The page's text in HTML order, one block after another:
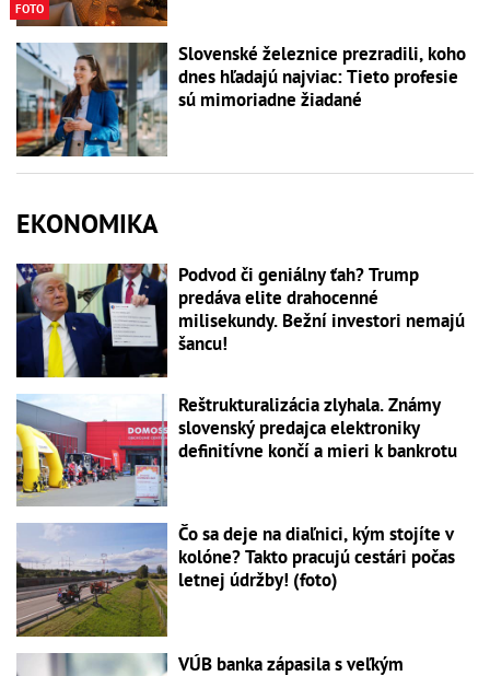
FOTO
Slovenské železnice prezradili, koho
dnes hľadajú najviac: Tieto profesie
sú mimoriadne žiadané
EKONOMIKA
Podvod či geniálny ťah? Trump
predáva elite drahocenné
milisekundy. Bežní investori nemajú
šancu!
Reštrukturalizácia zlyhala. Známy
slovenský predajca elektroniky
definitívne končí a mieri k bankrotu
Čo sa deje na diaľnici, kým stojíte v
kolóne? Takto pracujú cestári počas
letnej údržby! (foto)
VÚB banka zápasila s veľkým